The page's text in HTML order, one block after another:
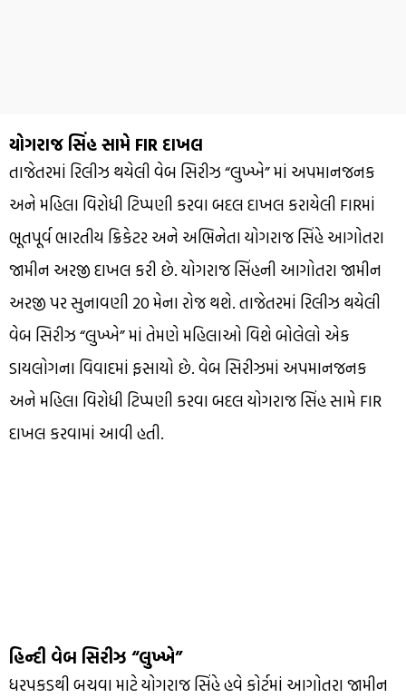
યોગરાજ સિંહ સામે FIR દાખલ
તાજેતરમાં રિલીઝ થયેલી વેબ સિરીઝ “લુખ્ખે” માં અપમાનજનક
અને મહિલા વિરોધી ટિપ્પણી કરવા બદલ દાખલ કરાયેલી FIRમાં
ભૂતપૂર્વ ભારતીય ક્રિકેટર અને અભિનેતા યોગરાજ સિંહે આગોતરા
જામીન અરજી દાખલ કરી છે. યોગરાજ સિંહની આગોતરા જામીન
અરજી પર સુનાવણી 20 મેના રોજ થશે. તાજેતરમાં રિલીઝ થયેલી
વેબ સિરીઝ “લુખ્ખે” માં તેમણે મહિલાઓ વિશે બોલેલો એક
ડાયલોગના વિવાદમાં ફસાયો છે. વેબ સિરીઝમાં અપમાનજનક
અને મહિલા વિરોધી ટિપ્પણી કરવા બદલ યોગરાજ સિંહ સામે FIR
દાખલ કરવામાં આવી હતી.
હિન્દી વેબ સિરીઝ “લુખ્ખે”
ધરપકડથી બચવા માટે યોગરાજ સિંહે હવે કોર્ટમાં આગોતરા જામીન